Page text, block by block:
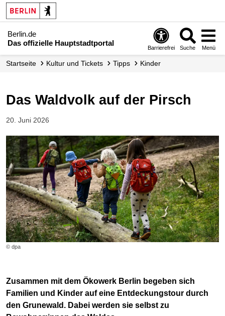
Berlin.de
Das offizielle Hauptstadtportal
Barrierefrei Suche Menü
Startseite Kultur und Tickets Tipps Kinder
Das Waldvolk auf der Pirsch
20. Juni 2026
© dpa
Zusammen mit dem Ökowerk Berlin begeben sich
Familien und Kinder auf eine Entdeckungstour durch
den Grunewald. Dabei werden sie selbst zu